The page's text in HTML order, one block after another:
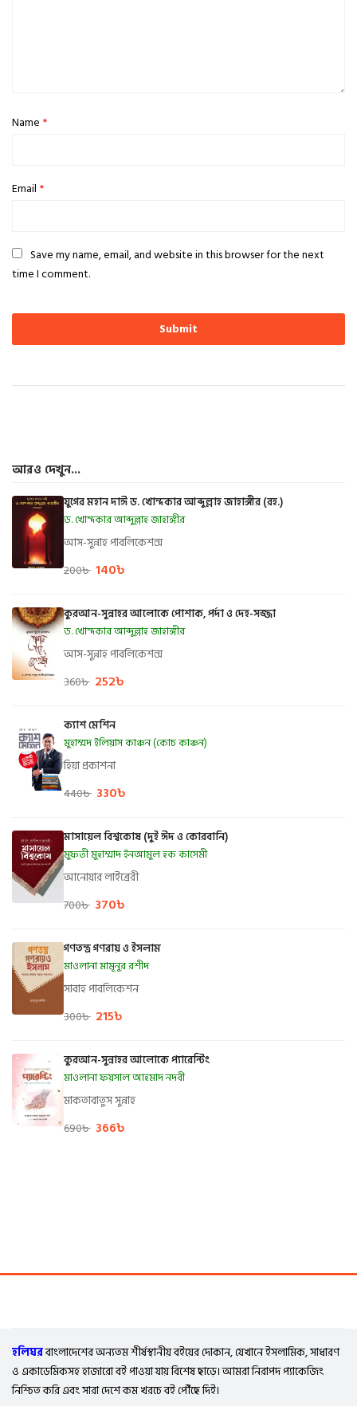
Name *
Email *
Save my name, email, and website in this browser for the next
time I comment.
আরও দেখুন...
যুগের মহান দাঈ ড. খোন্দকার আব্দুল্লাহ জাহাঙ্গীর (রহ.)
ড. খোন্দকার আব্দুল্লাহ জাহাঙ্গীর
আস-সুন্নাহ পাবলিকেশন্স
200৳ 140৳
কুরআন-সুন্নাহর আলোকে পোশাক, পর্দা ও দেহ-সজ্জা
ড. খোন্দকার আব্দুল্লাহ জাহাঙ্গীর
আস-সুন্নাহ পাবলিকেশন্স
360৳ 252৳
ক্যাশ মেশিন
মুহাম্মদ ইলিয়াস কাঞ্চন (কোচ কাঞ্চন)
হিয়া প্রকাশনা
440৳ 330৳
মাসায়েল বিশ্বকোষ (দুই ঈদ ও কোরবানি)
মুফতী মুহাম্মাদ ইনআমুল হক কাসেমী
আনোয়ার লাইব্রেরী
700৳ 370৳
গণতন্ত্র গণরায় ও ইসলাম
মাওলানা মামূনুর রশীদ
সাবাহ পাবলিকেশন
300৳ 215৳
কুরআন-সুন্নাহর আলোকে প্যারেন্টিং
মাওলানা ফয়সাল আহমাদ নদবী
মাকতাবাতুস সুন্নাহ
690৳ 366৳
হলিঘরবাংলাদেশের অন্যতম শীর্ষস্থানীয় বইয়ের দোকান, যেখানে ইসলামিক, সাধারণ
ও একাডেমিকসহ হাজারো বই পাওয়া যায় বিশেষ ছাড়ে। আমরা নিরাপদ প্যাকেজিং
নিশ্চিত করি এবং সারা দেশে কম খরচে বই পৌঁছে দিই।